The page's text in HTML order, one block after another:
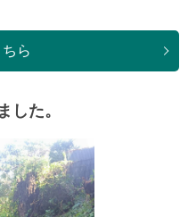
ら
した。